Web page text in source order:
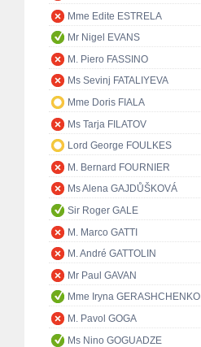
Mme Edite ESTRELA
Mr Nigel EVANS
M. Piero FASSINO
Ms Sevinj FATALIYEVA
Mme Doris FIALA
Ms Tarja FILATOV
Lord George FOULKES
M. Bernard FOURNIER
Ms Alena GAJDŮŠKOVÁ
Sir Roger GALE
M. Marco GATTI
M. André GATTOLIN
Mr Paul GAVAN
Mme Iryna GERASHCHENKO
M. Pavol GOGA
Ms Nino GOGUADZE